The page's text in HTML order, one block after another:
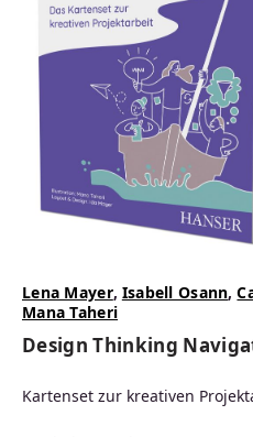
Lena Mayer, Isabell Osann,
Mana Taheri
Design Thinking
Kartenset zur kreativen